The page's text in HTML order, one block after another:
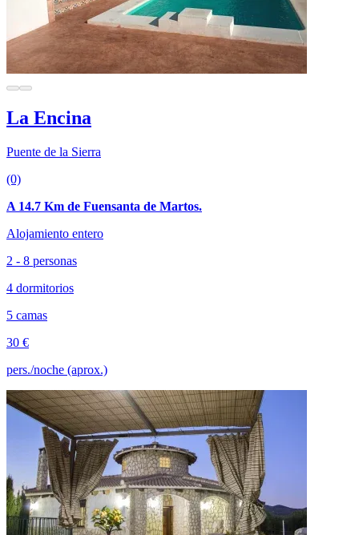
La Encina
Puente de la Sierra
(0)
A 14.7 Km de Fuensanta de Martos.
Alojamiento entero
2 - 8 personas
4 dormitorios
5 camas
30 €
pers./noche (aprox.)